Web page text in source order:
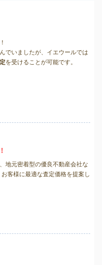
でいましたが、イエウールでは
を受けることが可能です。
地元密着型の優良不動産会社な
客様に最適な査定価格を提案し